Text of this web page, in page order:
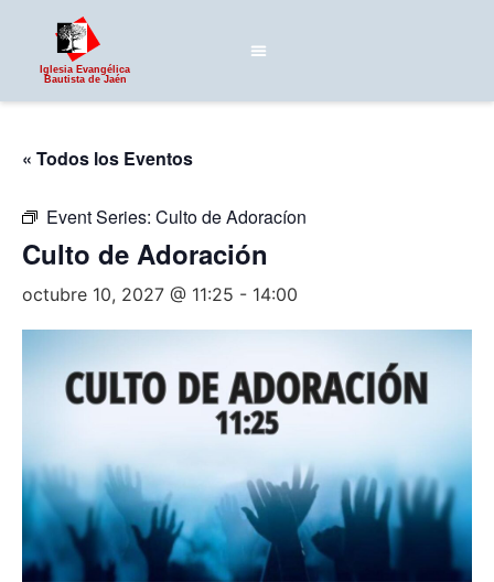
Iglesia Evangélica
Bautista de Jaén
« Todos los Eventos
Event Series: Culto de Adoracíon
Culto de Adoración
octubre 10, 2027 @ 11:25 - 14:00